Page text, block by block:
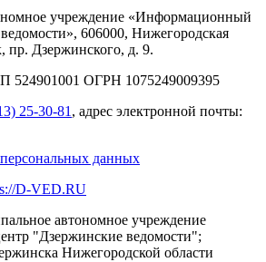
учреждение «Информационный
606000, Нижегородская
пр. Дзержинского, д. 9.
ОГРН 1075249009395
25-30-81 , адрес электронной почты:
данных
D-VED.RU
автономное учреждение
"Дзержинские ведомости";
Нижегородской области